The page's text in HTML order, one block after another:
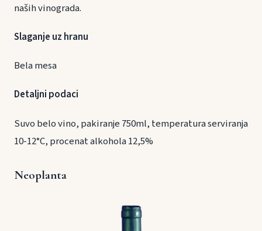
naših vinograda.
Slaganje uz hranu
Bela mesa
Detaljni podaci
Suvo belo vino, pakiranje 750ml, temperatura serviranja
10-12°C, procenat alkohola 12,5%
Neoplanta